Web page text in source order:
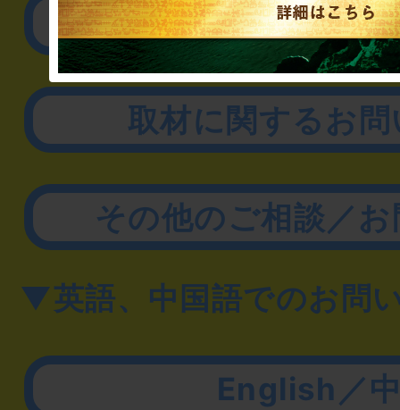
リアル脱出ゲーム制作
取材に関するお
その他のご相談／
▼英語、中国語でのお問
English／